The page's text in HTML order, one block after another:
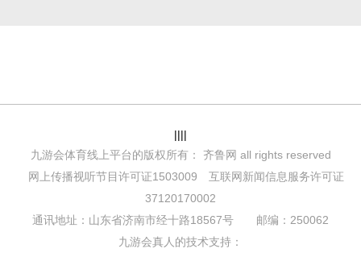
||||
九游会体育线上平台的版权所有： 齐鲁网 all rights reserved
网上传播视听节目许可证1503009 互联网新闻信息服务许可证
37120170002
通讯地址：山东省济南市经十路18567号 邮编：250062
九游会真人的技术支持：